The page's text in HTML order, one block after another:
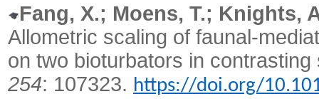
Fang, X.; Moens, T.; Knights,
Allometric scaling of faunal-
on two bioturbators in
254: 107323. https://doi.org/